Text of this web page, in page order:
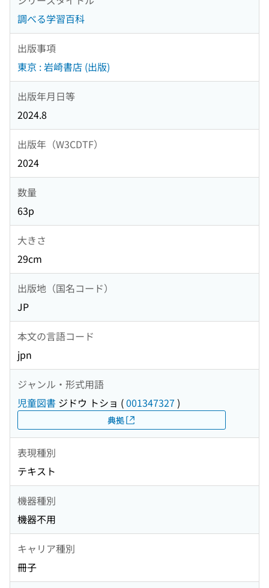
調べる学習百科
出版事項
東京 : 岩崎書店 (出版)
出版年月日等
2024.8
出版年（W3CDTF）
2024
数量
63p
大きさ
29cm
出版地（国名コード）
JP
本文の言語コード
jpn
ジャンル・形式用語
児童図書 ジドウ トショ (001347327 )
典拠
表現種別
テキスト
機器種別
機器不用
キャリア種別
冊子